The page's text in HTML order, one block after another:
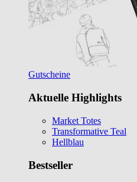
Gutscheine
Aktuelle Highlights
Market Totes
Transformative Teal
Hellblau
Bestseller